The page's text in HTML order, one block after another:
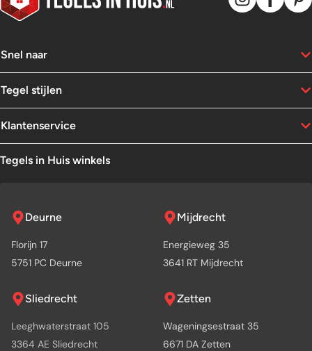
Snel naar
Tegel stijlen
Klantenservice
Tegels in Huis winkels
Deurne
Florijn 17
5751 PC Deurne
Mijdrecht
Energieweg 35
3641 RT Mijdrecht
Sliedrecht
Leeghwaterstraat 105
3364 AE Sliedrecht
Zetten
Wageningsestraat 35
6671 DA Zetten